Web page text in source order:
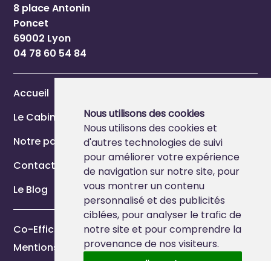
Nous utilisons des cookies
Nous utilisons des cookies et
d'autres technologies de suivi
pour améliorer votre expérience
de navigation sur notre site, pour
vous montrer un contenu
personnalisé et des publicités
ciblées, pour analyser le trafic de
notre site et pour comprendre la
provenance de nos visiteurs.
8 place Antonin
Poncet
69002 Lyon
04 78 60 54 84
Accueil
Le Cabinet
Notre page Marque Employeur
Contact
Le Blog
Co-Efficience 2026
Mentions légales